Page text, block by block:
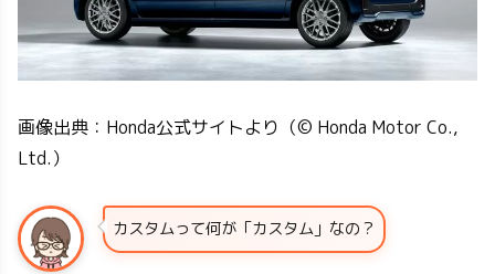
画像出典：Honda公式サイトより（© Honda Motor Co.,
Ltd.）
カスタムって何が「カスタム」なの？